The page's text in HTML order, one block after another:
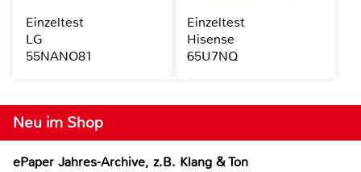
Neu im Shop
ePaper Jahres-Archive, z.B. Klang & Ton
Einzeltest
LG
55NANO81
Einzeltest
Hisense
65U7NQ